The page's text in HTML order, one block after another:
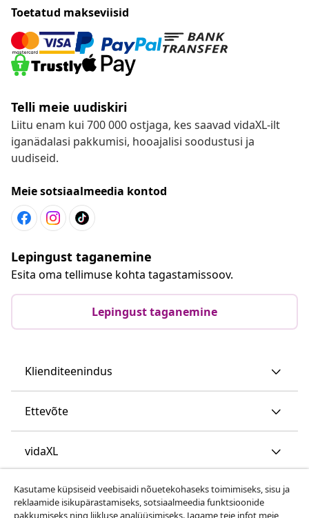
Toetatud makseviisid
Telli meie uudiskiri
Liitu enam kui 700 000 ostjaga, kes saavad vidaXL-ilt
iganädalasi pakkumisi, hooajalisi soodustusi ja
uudiseid.
Meie sotsiaalmeedia kontod
Lepingust taganemine
Esita oma tellimuse kohta tagastamissoov.
Lepingust taganemine
Klienditeenindus
Ettevõte
vidaXL
Vaata rohkem
Kasutame küpsiseid veebisaidi nõuetekohaseks toimimiseks, sisu ja
reklaamide isikupärastamiseks, sotsiaalmeedia funktsioonide
pakkumiseks ning liikluse analüüsimiseks. Jagame teie infot meie